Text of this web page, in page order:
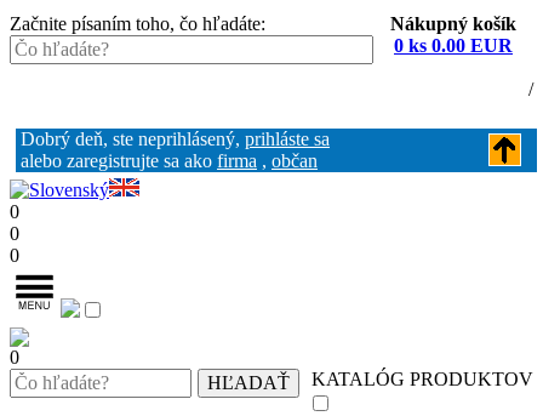
Začnite písaním toho, čo hľadáte:
Nákupný košík
0 ks 0.00 EUR
/
Dobrý deň, ste neprihlásený, prihláste sa
alebo zaregistrujte sa ako firma , občan
0
0
0
0
KATALÓG PRODUKTOV